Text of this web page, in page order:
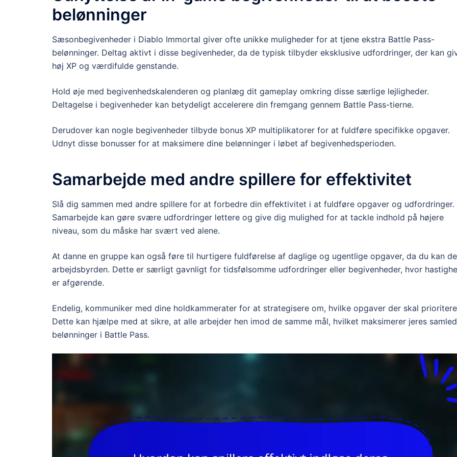
belønninger
Sæsonbegivenheder i Diablo Immortal giver ofte unikke muligheder for at tjene ekstra Battle Pass-
belønninger. Deltag aktivt i disse begivenheder, da de typisk tilbyder eksklusive udfordringer, der kan
høj XP og værdifulde genstande.
Hold øje med begivenhedskalenderen og planlæg dit gameplay omkring disse særlige lejligheder.
Deltagelse i begivenheder kan betydeligt accelerere din fremgang gennem Battle Pass-tierne.
Derudover kan nogle begivenheder tilbyde bonus XP multiplikatorer for at fuldføre specifikke opgaver.
Udnyt disse bonusser for at maksimere dine belønninger i løbet af begivenhedsperioden.
Samarbejde med andre spillere for effektivitet
Slå dig sammen med andre spillere for at forbedre din effektivitet i at fuldføre opgaver og udfordringer.
Samarbejde kan gøre svære udfordringer lettere og give dig mulighed for at tackle indhold på højere
niveau, som du måske har svært ved alene.
At danne en gruppe kan også føre til hurtigere fuldførelse af daglige og ugentlige opgaver, da du kan
arbejdsbyrden. Dette er særligt gavnligt for tidsfølsomme udfordringer eller begivenheder, hvor
er afgørende.
Endelig, kommuniker med dine holdkammerater for at strategisere om, hvilke opgaver der skal
Dette kan hjælpe med at sikre, at alle arbejder hen imod de samme mål, hvilket maksimerer jeres
belønninger i Battle Pass.